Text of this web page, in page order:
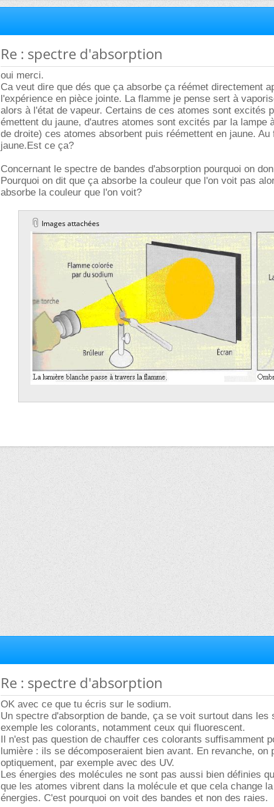
Re : spectre d'absorption
oui merci.
Ca veut dire que dés que ça absorbe ça réémet directement
l'expérience en pièce jointe. La flamme je pense sert à
alors à l'état de vapeur. Certains de ces atomes sont excités
émettent du jaune, d'autres atomes sont excités par la lampe
de droite) ces atomes absorbent puis réémettent en jaune.
jaune.Est ce ça?
Concernant le spectre de bandes d'absorption pourquoi on
Pourquoi on dit que ça absorbe la couleur que l'on voit pas
absorbe la couleur que l'on voit?
Images attachées
Re : spectre d'absorption
OK avec ce que tu écris sur le sodium.
Un spectre d'absorption de bande, ça se voit surtout dans
exemple les colorants, notamment ceux qui fluorescent.
Il n'est pas question de chauffer ces colorants suffisamment
lumière : ils se décomposeraient bien avant. En revanche, on
optiquement, par exemple avec des UV.
Les énergies des molécules ne sont pas aussi bien définies
que les atomes vibrent dans la molécule et que cela change
énergies. C'est pourquoi on voit des bandes et non des raies.